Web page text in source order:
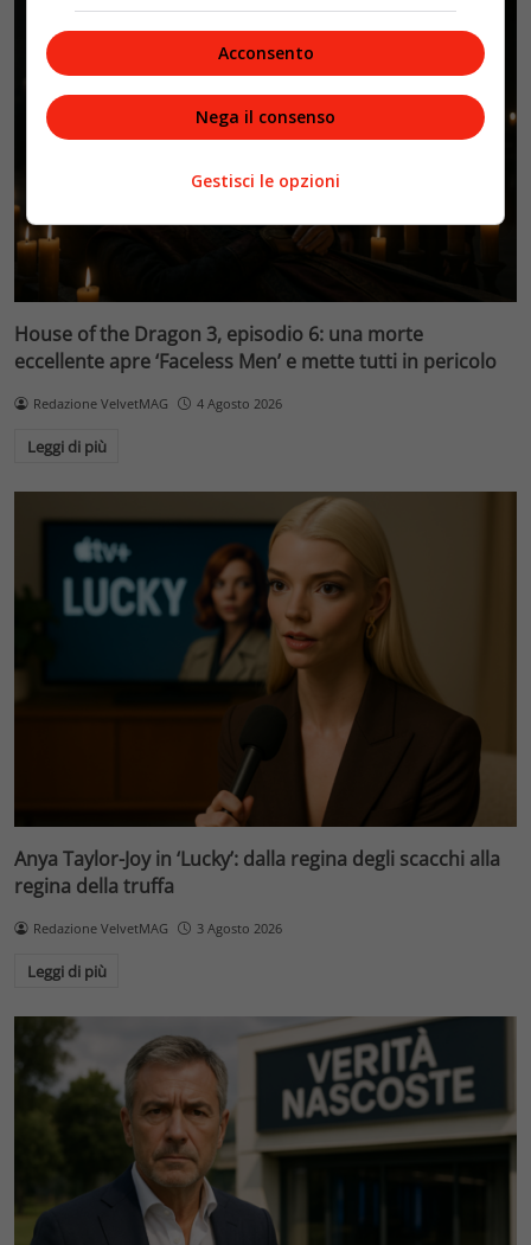
House of the Dragon 3, episodio 6: una morte
eccellente apre ‘Faceless Men’ e mette tutti in pericolo
Redazione VelvetMAG 4 Agosto 2026
Leggi di più
Anya Taylor-Joy in ‘Lucky’: dalla regina degli scacchi alla
regina della truffa
Redazione VelvetMAG 3 Agosto 2026
Leggi di più
Acconsento
Nega il consenso
Gestisci le opzioni